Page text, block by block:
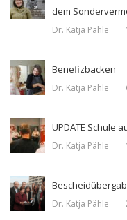
dem
Dr. Katja Pähle
Benefizbacken
Dr. Katja Pähle
UPDATE Schule
Dr. Katja Pähle
Dr. Katja Pähle